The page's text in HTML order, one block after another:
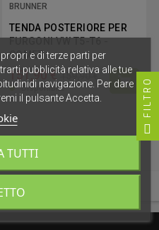
BRUNNER
TENDA POSTERIORE PER
FURGONI VW T5-T6 -
COMET
151,90 € 159,90 €
Disponibile
e di terze parti per
pubblicità relativa alle tue
navigazione. Per dare il
il pulsante Accetta.
TUTTI
FILTRO